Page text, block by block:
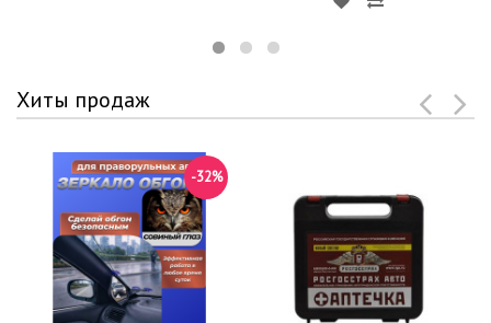
Хиты продаж
-32%